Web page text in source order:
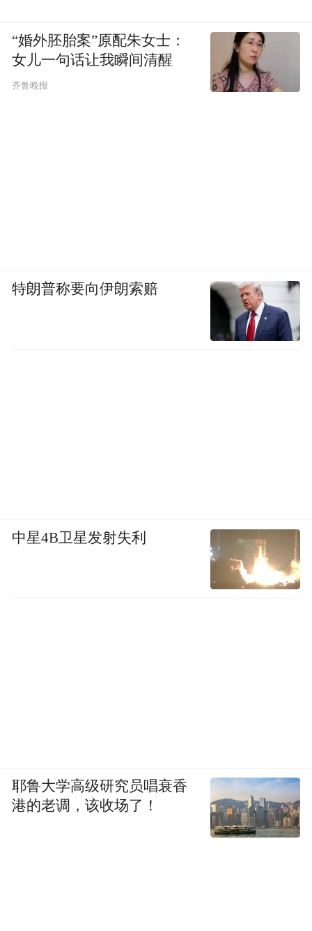
“特别声明：以上作品内容(包括在内的视频、图片或音
频)为凤凰网旗下自媒体平台“大风号”用户上传并发
布，本平台仅提供信息存储空间服务。
Notice: The content above (including the videos,
“婚外胚胎案”原配朱女士：
女儿一句话让我瞬间清醒
齐鲁晚报
特朗普称要向伊朗索赔
中星4B卫星发射失利
耶鲁大学高级研究员唱衰香
港的老调，该收场了！